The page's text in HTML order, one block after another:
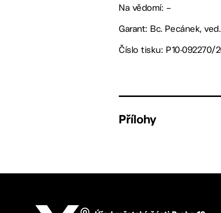
Na vědomí: –
Garant: Bc. Pecánek,
Číslo tisku: P10-092270/
Přílohy